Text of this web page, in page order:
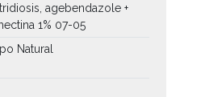
agebendazole +
1% 07-05
Natural